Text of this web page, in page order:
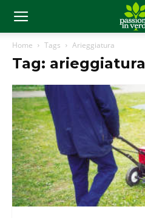
Home Tags Arieggiatura
Tag: arieggiatura